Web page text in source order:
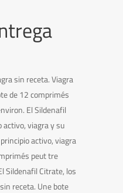
sin receta. Viagra
de 12 comprimés
El Sildenafil
activo, viagra y su
activo, viagra
peut tre
Sildenafil Citrate, los
receta. Une bote